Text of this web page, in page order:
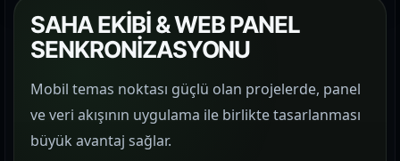
SAHA EKİBİ & WEB PANEL
SENKRONİZASYONU
Mobil temas noktası güçlü olan projelerde, panel
ve veri akışının uygulama ile birlikte tasarlanması
büyük avantaj sağlar.